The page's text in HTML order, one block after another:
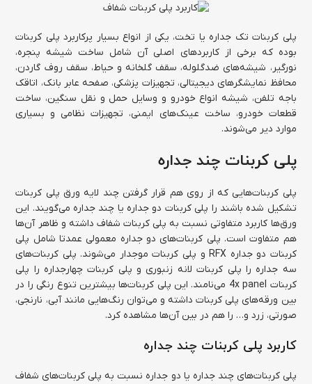
پلی کربنات تک جداره یا تخت، یکی از انواع بسیار پرکاربرد پلی کربنات
بوده که برخی از کاربردهای اصلی آن شامل ساخت شیشه پنجره،
نورگیر، شیشه‌های ضدگلوله، سقف گلخانه و حیاط، سقف روف گاردن،
محافظ نمایشگرهای دیجیتالی، تجهیزات پزشکی، صفحه عابر بانک، اتاقک
باجه تلفن، شیشه انواع خودرو و وسایل حمل و نقل سنگین، ساخت
قطعات خودرو، ساخت عینک‌های ایمنی، تجهیزات نظامی و بسیاری
موارد دیر می‌شوند.
پلی کربنات چند جداره
پلی کربنات‌هایی که از روی هم قرار گرفتن چند لایه ورق پلی کربنات
تشکیل شده باشند را پلی کربنات دو جداره یا چند جداره می‌گویند. این
ورق‌ها کاربرد متفاوتی نسبت به پلی کربنات شفاف داشته و ظاهر آن‌ها
هم متفاوت است. پلی کربنات‌های دو جداره معمولی عمدتا شامل پلی
کربنات دو جداره RFX و پلی کربنات موجدار می‌شوند. پلی کربنات‌های
سه جداره را پلی کربنات لانه زنبوری و پلی کربنات چهارجداره را پلی
کربنات 4x panel می‌نامند. این پلی کربنات‌ها بیشترین تنوع رنگی را در
بین ورقه‌های پلی کربنات داشته و می‌توان رنگ‌هایی مانند آبی، نارنجی،
صورتی، زرد و… را هم در بین آن‌ها مشاهده کرد.
کاربرد پلی کربنات چند جداره
پلی کربنات‌های چند جداره یا دو جداره نسبت به پلی کربنات‌های شفاف